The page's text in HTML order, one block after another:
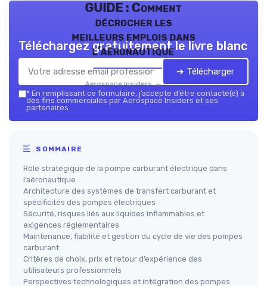
GUIDE : Comment
décrocher les
meilleurs emplois dans
l’aéronautique
Aerospace Insiders — 2026
Téléchargez gratuitement le livre blanc
➔ Télécharger
* En remplissant ce formulaire, j’accepte d’être contacté(e) à
des fins commerciales par Aerospace Insiders et ses
partenaires.
SOMMAIRE
Rôle stratégique de la pompe carburant électrique dans
l’aéronautique
Architecture des systèmes de transfert carburant et
spécificités des pompes électriques
Sécurité, risques liés aux liquides inflammables et
exigences réglementaires
Maintenance, fiabilité et gestion du cycle de vie des pompes
carburant
Critères de choix, prix et retour d’expérience des
utilisateurs professionnels
Perspectives technologiques et intégration des pompes